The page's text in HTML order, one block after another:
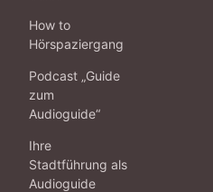
How to
Hörspaziergang
Podcast „Guide
zum
Audioguide“
Ihre
Stadtführung als
Audioguide